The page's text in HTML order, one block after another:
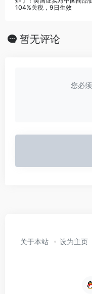
104%关税，9日生效
暂无评论
您必
关于本站 设为主页